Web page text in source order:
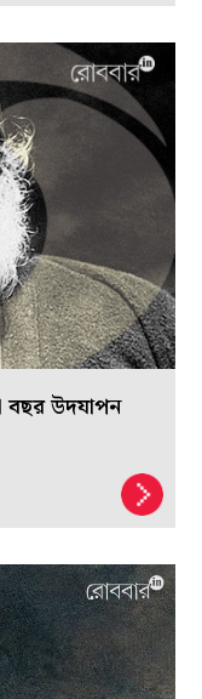
বছর উদযাপন